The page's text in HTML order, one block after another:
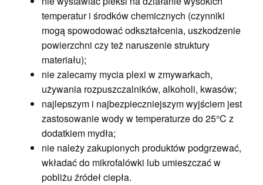
temperatur i środków chemicznych (czynniki
mogą spowodować odkształcenia, uszkodzenie
powierzchni czy też naruszenie struktury
materiału);
nie zalecamy mycia plexi w zmywarkach,
używania rozpuszczalników, alkoholi, kwasów;
najlepszym i najbezpieczniejszym wyjściem jest
zastosowanie wody w temperaturze do 25°C z
dodatkiem mydła;
nie należy zakupionych produktów podgrzewać,
wkładać do mikrofalówki lub umieszczać w
pobliżu źródeł ciepła.